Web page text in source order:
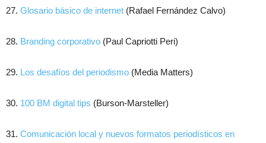
27. Glosario básico de internet (Rafael Fernández Calvo)
28. Branding corporativo (Paul Capriotti Peri)
29. Los desafíos del periodismo (Media Matters)
30. 100 BM digital tips (Burson-Marsteller)
31. Comunicación local y nuevos formatos periodísticos en